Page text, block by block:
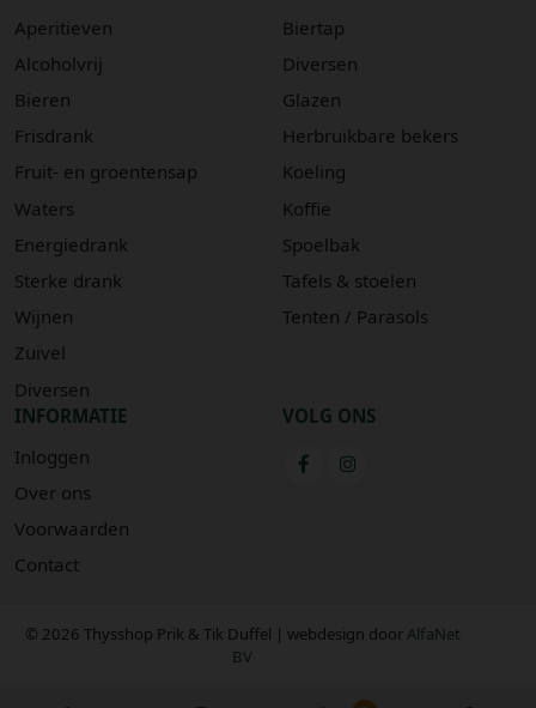
Aperitieven
Alcoholvrij
Bieren
Frisdrank
Fruit- en groentensap
Waters
Energiedrank
Sterke drank
Wijnen
Zuivel
Diversen
Biertap
Diversen
Glazen
Herbruikbare bekers
Koeling
Koffie
Spoelbak
Tafels & stoelen
Tenten / Parasols
INFORMATIE
Inloggen
Over ons
Voorwaarden
Contact
VOLG ONS
© 2026 Thysshop Prik & Tik Duffel | webdesign doorAlfaNet
BV